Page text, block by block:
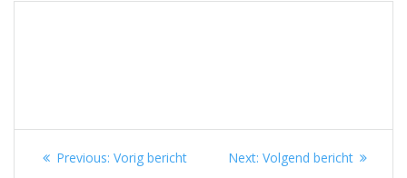
Berichtnavigatie
Previous: Previous
Vorig bericht Next: Next
Volgend bericht